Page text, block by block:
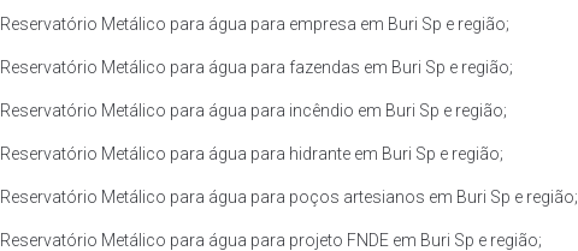
Reservatório Metálico para água para empresa em Buri Sp e região;
Reservatório Metálico para água para fazendas em Buri Sp e região;
Reservatório Metálico para água para incêndio em Buri Sp e região;
Reservatório Metálico para água para hidrante em Buri Sp e região;
Reservatório Metálico para água para poços artesianos em Buri Sp e região;
Reservatório Metálico para água para projeto FNDE em Buri Sp e região;